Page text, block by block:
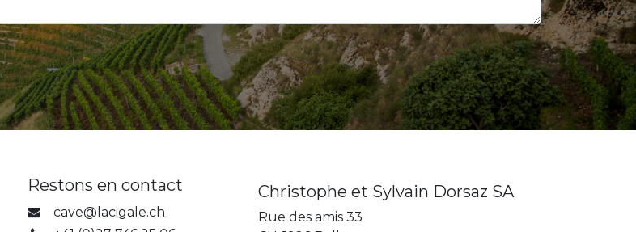
Restons en contact
cave@lacigale.ch
Christophe et Sylvain Dorsaz SA
Rue des amis 33